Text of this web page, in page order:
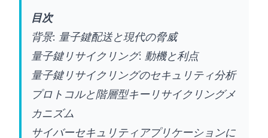
目次
背景: 量子鍵配送と現代の脅威
量子鍵リサイクリング: 動機と利点
量子鍵リサイクリングのセキュリティ分析
プロトコルと階層型キーリサイクリングメ
カニズム
サイバーセキュリティアプリケーションに